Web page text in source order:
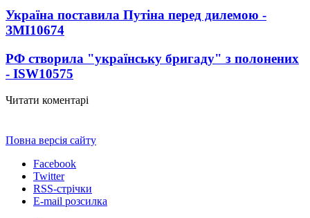
Україна поставила Путіна перед дилемою -
ЗМІ10674
РФ створила "українську бригаду" з полонених
- ISW10575
Читати коментарі
Повна версія сайту
Facebook
Twitter
RSS-стрічки
E-mail розсилка